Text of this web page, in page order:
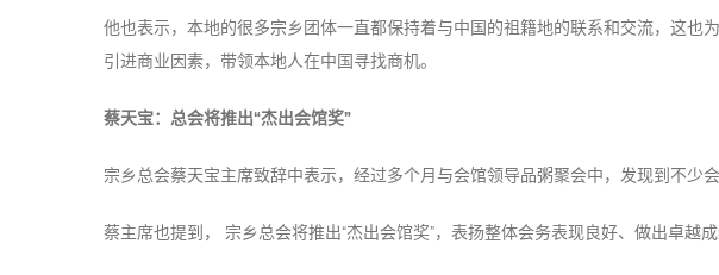
他也表示，本地的很多宗乡团体一直都保持着与中国的祖籍地的联系和交流，这
引进商业因素，带领本地人在中国寻找商机。
蔡天宝：总会将推出“杰出会馆奖”
宗乡总会蔡天宝主席致辞中表示，经过多个月与会馆领导品粥聚会中，发现到不少
蔡主席也提到， 宗乡总会将推出“杰出会馆奖”，表扬整体会务表现良好、做出卓越